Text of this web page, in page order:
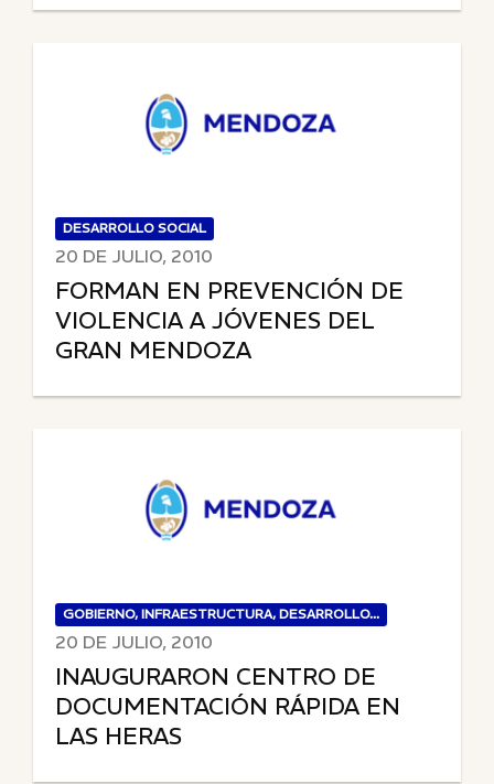
DESARROLLO SOCIAL
20 DE JULIO, 2010
FORMAN EN PREVENCIÓN DE
VIOLENCIA A JÓVENES DEL
GRAN MENDOZA
GOBIERNO, INFRAESTRUCTURA, DESARROLLO...
20 DE JULIO, 2010
INAUGURARON CENTRO DE
DOCUMENTACIÓN RÁPIDA EN
LAS HERAS